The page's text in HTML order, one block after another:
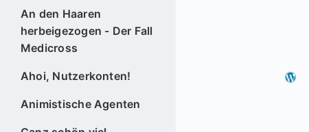
An den Haaren
herbeigezogen - Der Fall
Medicross
Ahoi, Nutzerkonten!
Animistische Agenten